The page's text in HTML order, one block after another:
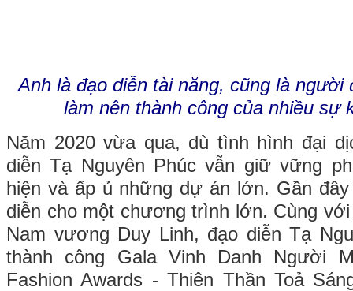
Anh là đạo diễn tài năng, cũng là
làm nên thành công của nhiều sự
Năm 2020 vừa qua, dù tình hình đại
diễn Tạ Nguyên Phúc vẫn giữ vững
hiện và ấp ủ những dự án lớn. Gần
diễn cho một chương trình lớn. Cùng
Nam vương Duy Linh, đạo diễn Tạ
thành công Gala Vinh Danh Người
Fashion Awards - Thiên Thần Toả